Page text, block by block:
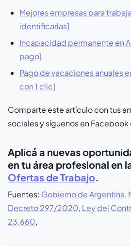
Mejores empresas para
identificarlas]
Incapacidad permanente en
pago]
Pago de vacaciones anuales
con 1 clic]
Comparte este artículo con tus
sociales y síguenos en
Aplicá a nuevas
en tu área profesional en
Ofertas de Trabajo.
Fuentes: Gobierno de Argentina,
Decreto 297/2020, Ley del
23.660,